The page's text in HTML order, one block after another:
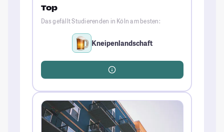
Top
Das gefällt Studierenden in Köln am besten:
Kneipenlandschaft